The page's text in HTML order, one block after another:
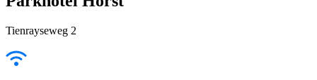
Tienrayseweg 2